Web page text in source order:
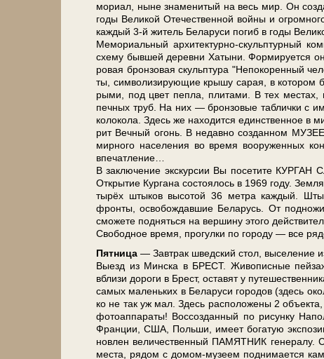
мо­ри­ал, ны­не зна­ме­ни­тый на весь мир. Он
го­ды Ве­ли­кой Оте­че­ствен­ной вой­ны и
каж­дый 3-й жи­тель Бе­ла­ру­си по­гиб в го­ды
Ме­мо­ри­аль­ный архитектурно-скульптурный
схе­му быв­шей де­рев­ни Ха­ты­ни. Фор­ми­ру­ет­ся
ро­вая брон­зо­вая скульп­ту­ра "Не­по­ко­рен­ный
ты, сим­во­ли­зи­ру­ю­щие кры­шу са­рая, в
ры­ми, под цвет пеп­ла, пли­та­ми. В тех ме­стах,
печ­ных труб. На них — брон­зо­вые таб­лич­ки с
ко­ло­ко­ла. Здесь же на­хо­дит­ся един­ствен­ное в
рит Веч­ный огонь. В не­дав­но со­здан­ном
мирного на­се­ле­ния во вре­мя вооруженных
впе­чат­ле­ние…
В за­клю­че­ние экс­кур­сии Вы по­се­ти­те
Открытие Кур­га­на состоялось в 1969 го­ду.
ты­рёх штыков вы­со­той 36 мет­ра каж­дый.
фронты, освобождавшие Бе­ла­русь. От
смо­же­те под­нять­ся на вер­ши­ну это­го
Сво­бод­ное вре­мя, про­гул­ки по го­ро­ду — все
Пят­ни­ца — Завтрак швед­ский стол, вы­се­ле­ние
Выезд из Мин­ска в БРЕСТ. Живописные
вбли­зи до­ро­ги в Брест, оста­вят у
са­мых ма­лень­ких в Бе­ла­ру­си го­ро­дов (здесь
ко не так уж мал. Здесь рас­по­ло­же­ны 2
фотоаппараты! Воссозданный по ри­сун­ку
Фран­ции, США, Поль­ши, име­ет бо­га­тую
нов­лен величественный ПАМЯТНИК генералу.
ме­ста, ря­дом с домом-музеем поднимается